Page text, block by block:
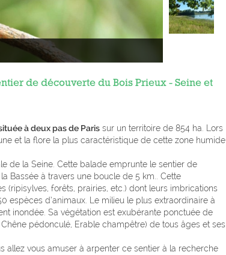
de découverte du Bois Prieux - Seine et
à deux pas de Paris sur un territoire de 854 ha. Lors
et la flore la plus caractéristique de cette zone humide
de la Seine. Cette balade emprunte le sentier de
Bassée à travers une boucle de 5 km.. Cette
forêts, prairies, etc.) dont leurs imbrications
d’animaux. Le milieu le plus extraordinaire à
inondée. Sa végétation est exubérante ponctuée de
pédonculé, Erable champêtre) de tous âges et ses
vous amuser à arpenter ce sentier à la recherche